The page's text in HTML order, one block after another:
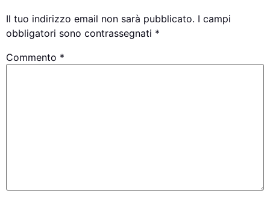
Il tuo indirizzo email non sarà pubblicato. I campi
obbligatori sono contrassegnati *
Commento *